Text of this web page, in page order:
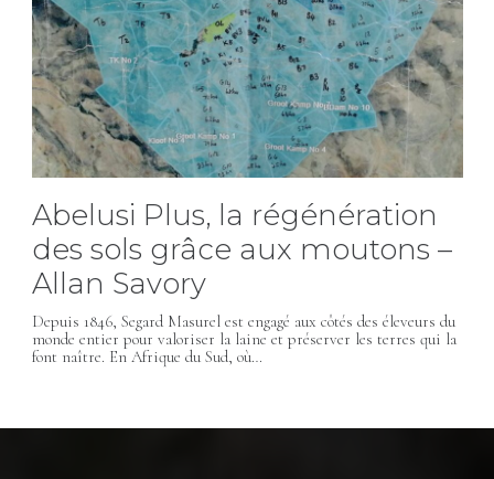
Abelusi Plus, la régénération
des sols grâce aux moutons –
Allan Savory
Depuis 1846, Segard Masurel est engagé aux côtés des éleveurs du
monde entier pour valoriser la laine et préserver les terres qui la
font naître. En Afrique du Sud, où…